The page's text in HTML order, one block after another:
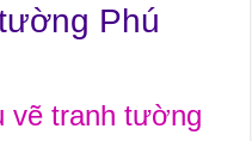
Phú
vẽ tranh tường